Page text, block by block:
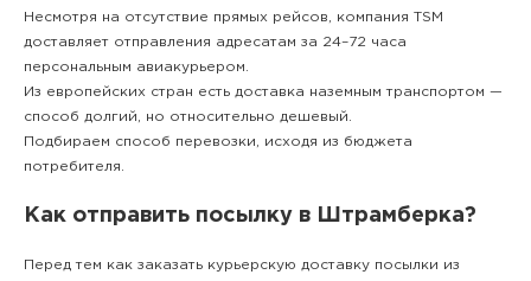
Несмотря на отсутствие прямых рейсов, компания TSM
доставляет отправления адресатам за 24–72 часа
персональным авиакурьером.
Из европейских стран есть доставка наземным транспортом —
способ долгий, но относительно дешевый.
Подбираем способ перевозки, исходя из бюджета
потребителя.
Как отправить посылку в Штрамберка?
Перед тем как заказать курьерскую доставку посылки из